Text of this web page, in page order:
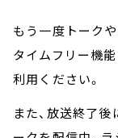
もう一度トーク
タイムフリー機
利用ください。
また、放送終了